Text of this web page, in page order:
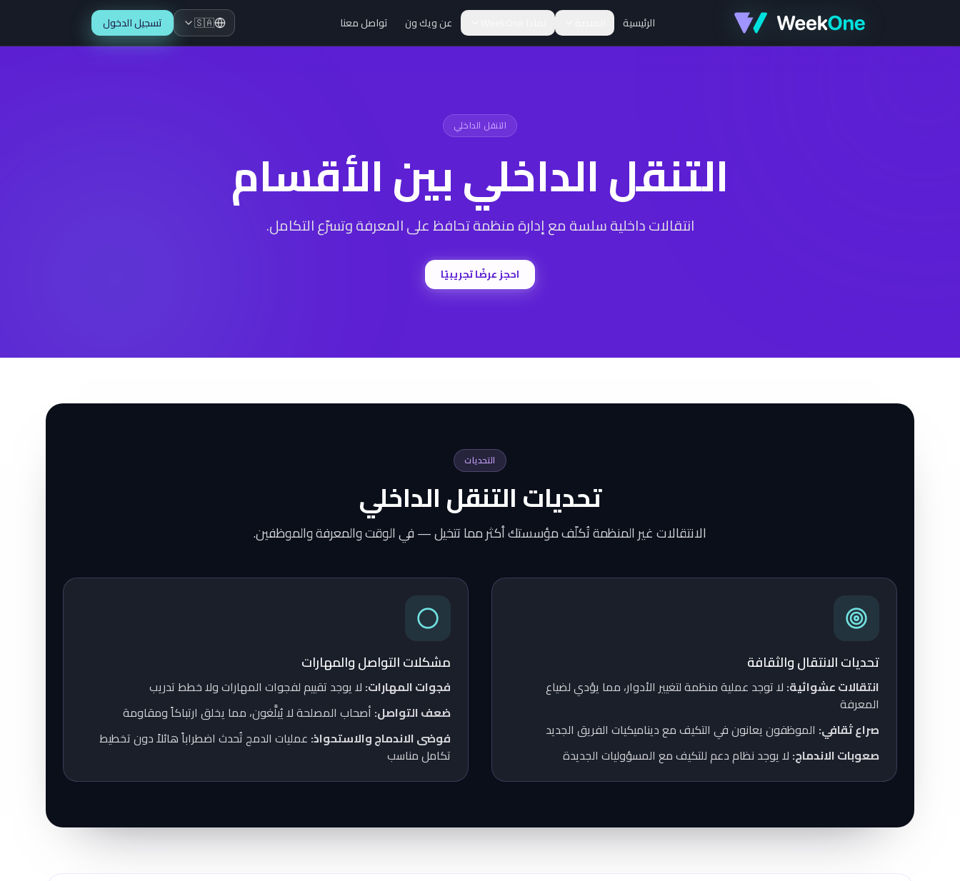
الرئيسية عن ويك ون تواصل معنا 🇸🇦 تسجيل الدخول
التنقل الداخلي
التنقل الداخلي بين الأقسام
انتقالات داخلية سلسة مع إدارة منظمة تحافظ على المعرفة وتسرّع التكامل.
احجز عرضًا تجريبيًا
التحديات
تحديات التنقل الداخلي
الانتقالات غير المنظمة تُكلّف مؤسستك أكثر مما تتخيل — في الوقت والمعرفة والموظفين.
تحديات الانتقال والثقافة
انتقالات عشوائية: لا توجد عملية منظمة لتغيير الأدوار، مما يؤدي لضياع
المعرفة
صراع ثقافي: الموظفون يعانون في التكيف مع ديناميكيات الفريق الجديد
صعوبات الاندماج: لا يوجد نظام دعم للتكيف مع المسؤوليات الجديدة
مشكلات التواصل والمهارات
فجوات المهارات: لا يوجد تقييم لفجوات المهارات ولا خطط تدريب
ضعف التواصل: أصحاب المصلحة لا يُبلَّغون، مما يخلق ارتباكاً ومقاومة
فوضى الاندماج والاستحواذ: عمليات الدمج تُحدث اضطراباً هائلاً دون تخطيط
تكامل مناسب